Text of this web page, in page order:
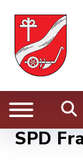
SPD